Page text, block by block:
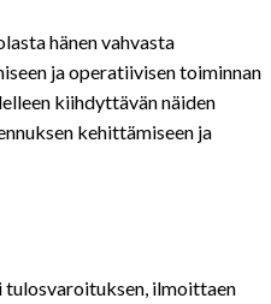
hänen vahvasta
ja operatiivisen toiminnan
kiihdyttävän näiden
kehittämiseen ja
tulosvaroituksen, ilmoittaen